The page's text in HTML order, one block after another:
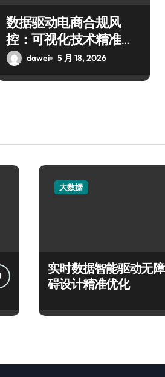
数据驱动电商合规风
控：可视化技术精准管
控风险
dawei 5 月 18, 2026
大数据
实时数据智能驱动无障
碍设计精准优化